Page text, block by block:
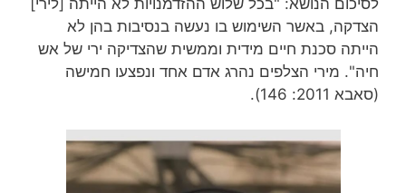
לסיכום הנושא: "בכל שלוש ההזדמנויות לא הייתה [לירי]
הצדקה, באשר השימוש בו נעשה בנסיבות בהן לא
הייתה סכנת חיים מידית וממשית שהצדיקה ירי של אש
חיה". מירי הצלפים נהרג אדם אחד ונפצעו חמישה
(סאבא 2011: 146).